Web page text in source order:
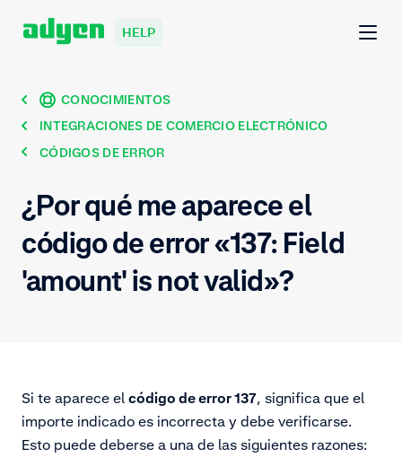
HELP
CONOCIMIENTOS
INTEGRACIONES DE COMERCIO ELECTRÓNICO
CÓDIGOS DE ERROR
¿Por qué me aparece el
código de error «137: Field
'amount' is not valid»?
Si te aparece el código de error 137, significa que el
importe indicado es incorrecta y debe verificarse.
Esto puede deberse a una de las siguientes razones: